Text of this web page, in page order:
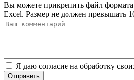
Вы можете прикрепить файл
Excel. Размер не должен превышать
Я даю согласие на обработку